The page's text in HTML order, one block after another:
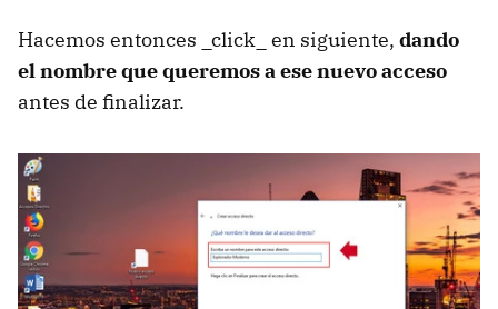
Hacemos entonces _click_ en siguiente, dando
el nombre que queremos a ese nuevo acceso
antes de finalizar.